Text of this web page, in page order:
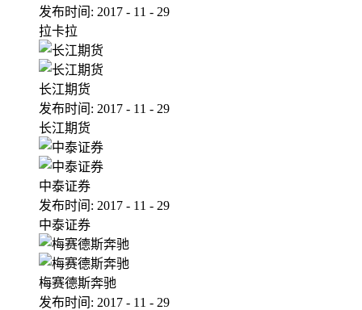
发布时间: 2017 - 11 - 29
拉卡拉
长江期货
发布时间: 2017 - 11 - 29
长江期货
中泰证券
发布时间: 2017 - 11 - 29
中泰证券
梅赛德斯奔驰
发布时间: 2017 - 11 - 29